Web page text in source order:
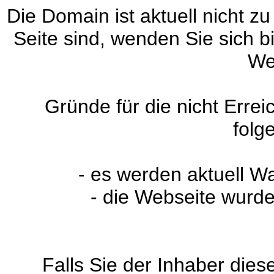
Die Domain ist aktuell nicht
Seite sind, wenden Sie sich
Gründe für die nicht
- es werden aktuell
- die Webseite
Falls Sie der Inhaber